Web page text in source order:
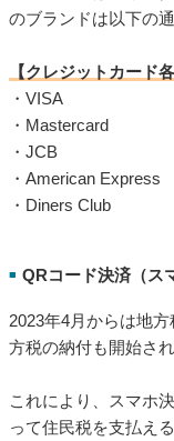
のブランドは以下の通
【クレジットカード
・VISA
・Mastercard
・JCB
・American Express
・Diners Club
■ QRコード決済（ス
2023年4月からは地
方税の納付も開始され
これにより、スマホ
って住民税を支払え